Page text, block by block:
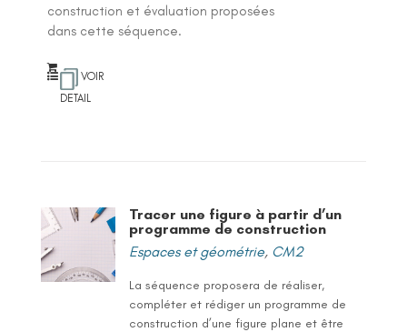
construction et évaluation proposées
dans cette séquence.
VOIR
DETAIL
Tracer une figure à partir d’un
programme de construction
Espaces et géométrie, CM2
La séquence proposera de réaliser,
compléter et rédiger un programme de
construction d’une figure plane et être